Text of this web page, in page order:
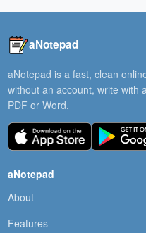
aNotepad
aNotepad is a fast, clean
without an account, write with
PDF or Word.
aNotepad
About
Features